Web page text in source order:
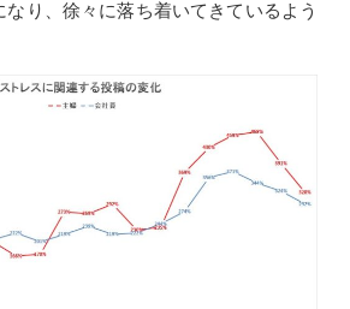
り、徐々に落ち着いてきているよう